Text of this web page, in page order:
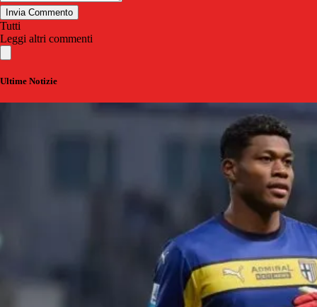
Invia Commento
Tutti
Leggi altri commenti
Ultime Notizie